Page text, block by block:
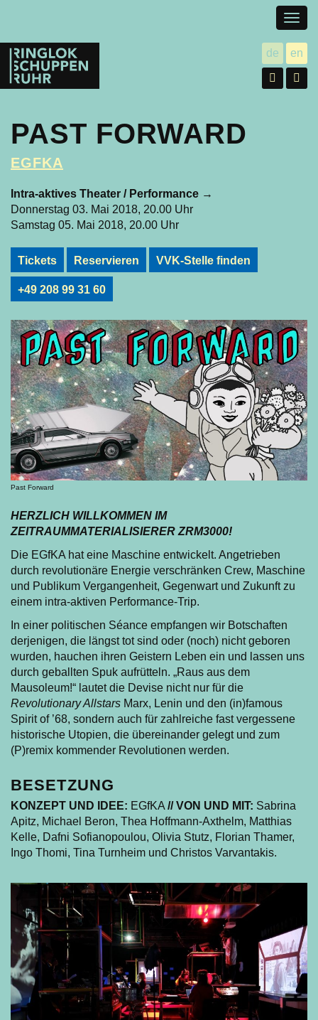
Ringlokschuppen
Ruhr
de utsch
en
PAST FORWARD
EGFKA
Intra-aktives Theater / Performance →
Donnerstag 03. Mai 2018, 20.00 Uhr
Samstag 05. Mai 2018, 20.00 Uhr
Tickets Reservieren VVK-Stelle finden
+49 208 99 31 60
Past Forward
HERZLICH WILLKOMMEN IM
ZEITRAUMMATERIALISIERER ZRM3000!
Die EGfKA hat eine Maschine entwickelt. Angetrieben
durch revolutionäre Energie verschränken Crew, Maschine
und Publikum Vergangenheit, Gegenwart und Zukunft zu
einem intra-aktiven Performance-Trip.
In einer politischen Séance empfangen wir Botschaften
derjenigen, die längst tot sind oder (noch) nicht geboren
wurden, hauchen ihren Geistern Leben ein und lassen uns
durch geballten Spuk aufrütteln. „Raus aus dem
Mausoleum!“ lautet die Devise nicht nur für die
Revolutionary Allstars Marx, Lenin und den (in)famous
Spirit of ’68, sondern auch für zahlreiche fast vergessene
historische Utopien, die übereinander gelegt und zum
(P)remix kommender Revolutionen werden.
BESETZUNG
KONZEPT UND IDEE: EGfKA // VON UND MIT: Sabrina
Apitz, Michael Beron, Thea Hoffmann-Axthelm, Matthias
Kelle, Dafni Sofianopoulou, Olivia Stutz, Florian Thamer,
Ingo Thomi, Tina Turnheim und Christos Varvantakis.